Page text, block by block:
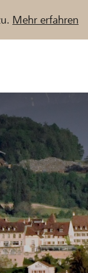
Mehr erfahren